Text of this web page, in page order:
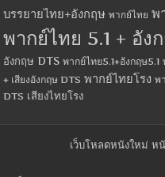
บรรยายไทย+อังกฤษ พากย์ไทย พ
พากย์ไทย 5.1 + อัง
อังกฤษ DTS พากย์ไทย5.1+อังกฤษ5.1
+ เสียงอังกฤษ DTS พากย์ไทยโรง พ
DTS เสียงไทยโรง
เว็บโหลดหนังใหม่ ห